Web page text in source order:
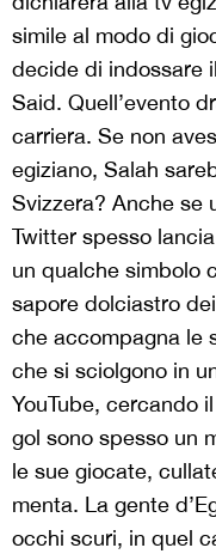
simile al modo di
decide di indossare
Said. Quell’evento
carriera. Se non
egiziano, Salah
Svizzera? Anche se
Twitter spesso
un qualche simbolo
sapore dolciastro
che accompagna le
che si sciolgono in
YouTube, cercando
gol sono spesso un
le sue giocate,
menta. La gente
occhi scuri, in quel